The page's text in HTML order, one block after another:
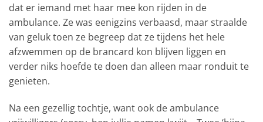
dat er iemand met haar mee kon rijden in de
ambulance. Ze was eenigzins verbaasd, maar straalde
van geluk toen ze begreep dat ze tijdens het hele
afzwemmen op de brancard kon blijven liggen en
verder niks hoefde te doen dan alleen maar ronduit te
genieten.
Na een gezellig tochtje, want ook de ambulance